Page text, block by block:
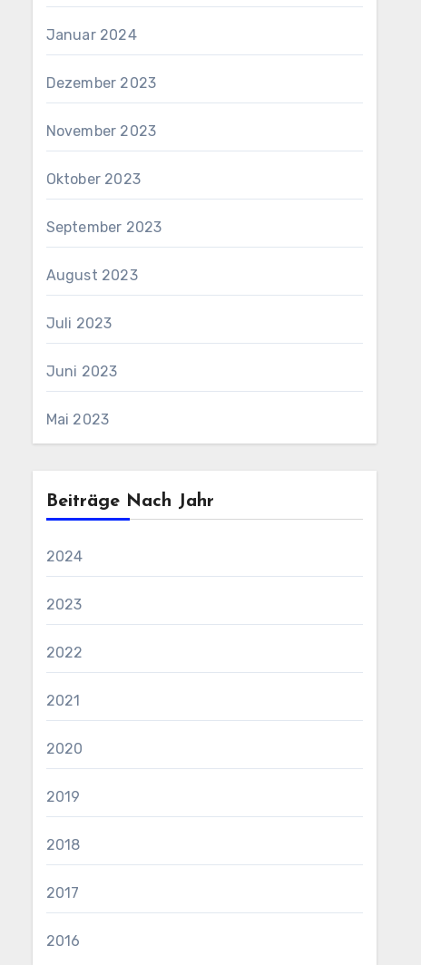
Januar 2024
Dezember 2023
November 2023
Oktober 2023
September 2023
August 2023
Juli 2023
Juni 2023
Mai 2023
Beiträge Nach Jahr
2024
2023
2022
2021
2020
2019
2018
2017
2016